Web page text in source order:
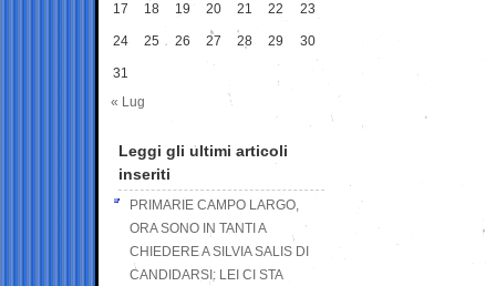
17 18 19 20 21 22 23
24 25 26 27 28 29 30
31
« Lug
Leggi gli ultimi articoli
inseriti
PRIMARIE CAMPO LARGO,
ORA SONO IN TANTI A
CHIEDERE A SILVIA SALIS DI
CANDIDARSI: LEI CI STA